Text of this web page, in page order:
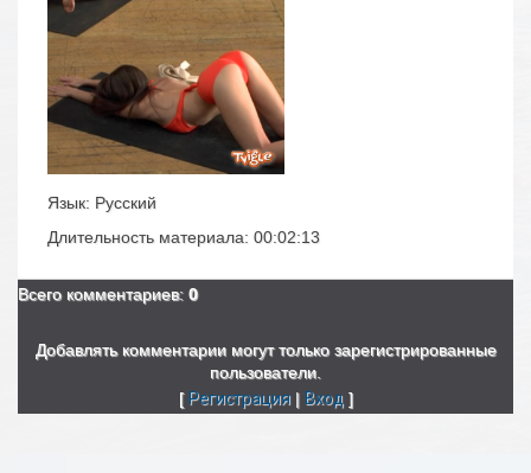
Язык: Русский
Длительность материала: 00:02:13
Всего комментариев: 0
Добавлять комментарии могут только зарегистрированные
пользователи.
[ Регистрация| Вход ]